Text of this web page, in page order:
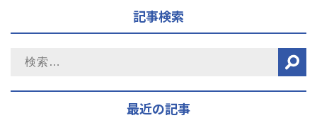
記事検索
最近の記事